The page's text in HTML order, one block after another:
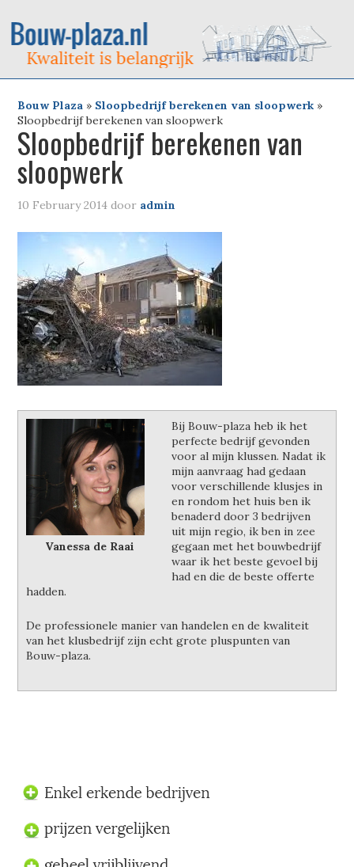
Bouw Plaza » Sloopbedrijf berekenen van sloopwerk »
Sloopbedrijf berekenen van sloopwerk
Sloopbedrijf berekenen van
sloopwerk
10 February 2014 door admin
Vanessa de Raai
Bij Bouw-plaza heb ik het
perfecte bedrijf gevonden
voor al mijn klussen. Nadat ik
mijn aanvraag had gedaan
voor verschillende klusjes in
en rondom het huis ben ik
benaderd door 3 bedrijven
uit mijn regio, ik ben in zee
gegaan met het bouwbedrijf
waar ik het beste gevoel bij
had en die de beste offerte
hadden.
De professionele manier van handelen en de kwaliteit
van het klusbedrijf zijn echt grote pluspunten van
Bouw-plaza.